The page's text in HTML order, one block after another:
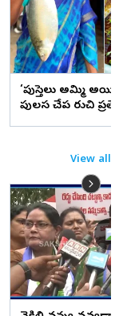
‘పుస్తెలు అమ్మి
పులస చేప రుచి
View all